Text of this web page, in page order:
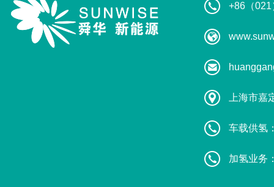
+86（
上海市嘉
车载供氢
加氢业务